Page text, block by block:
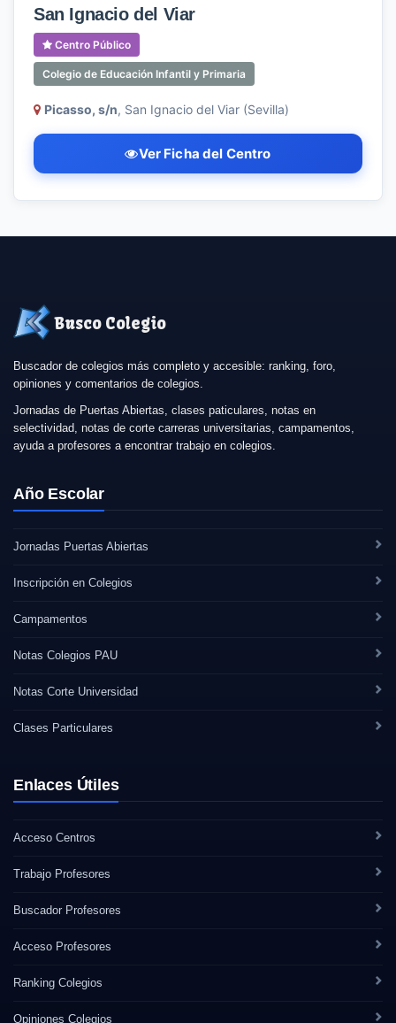
San Ignacio del Viar
Centro Público
Colegio de Educación Infantil y Primaria
Picasso, s/n, San Ignacio del Viar (Sevilla)
Ver Ficha del Centro
Busco Colegio
Buscador de colegios más completo y accesible: ranking, foro,
opiniones y comentarios de colegios.
Jornadas de Puertas Abiertas, clases paticulares, notas en
selectividad, notas de corte carreras universitarias, campamentos,
ayuda a profesores a encontrar trabajo en colegios.
Año Escolar
Jornadas Puertas Abiertas
Inscripción en Colegios
Campamentos
Notas Colegios PAU
Notas Corte Universidad
Clases Particulares
Enlaces Útiles
Acceso Centros
Trabajo Profesores
Buscador Profesores
Acceso Profesores
Ranking Colegios
Opiniones Colegios